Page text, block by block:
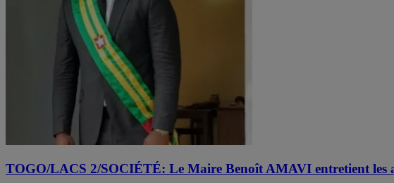
TOGO/LACS 2/SOCIÉTÉ: Le Maire Benoît AMAVI entretient les